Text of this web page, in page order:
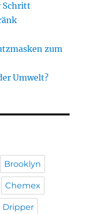
Schritt
zum
Umwelt?
Brooklyn
Chemex
Dripper